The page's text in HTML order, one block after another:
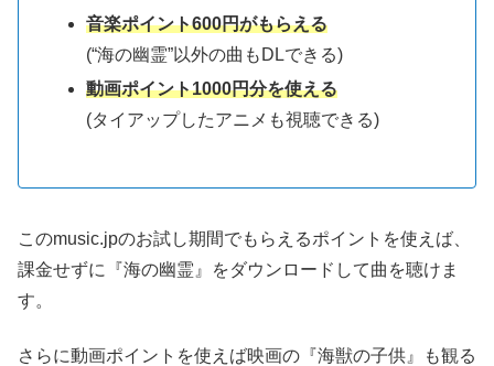
音楽ポイント600円がもらえる
(“海の幽霊”以外の曲もDLできる)
動画ポイント1000円分を使える
(タイアップしたアニメも視聴できる)
このmusic.jpのお試し期間でもらえるポイントを使えば、
課金せずに『海の幽霊』をダウンロードして曲を聴けま
す。
さらに動画ポイントを使えば映画の『海獣の子供』も観る